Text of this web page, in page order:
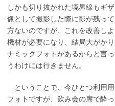
しかも切り抜かれた境界線もギ
像として撮影した際に影が残っ
方ないのですが、これを改善し
機材が必要になり、結局大がか
ナミックフォトがあるからと言
うわけには行きません。
ということで、今ひとつ利用
フォトですが、飲み会の席で酔